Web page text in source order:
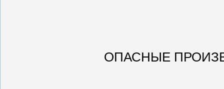
ОПАСНЫЕ